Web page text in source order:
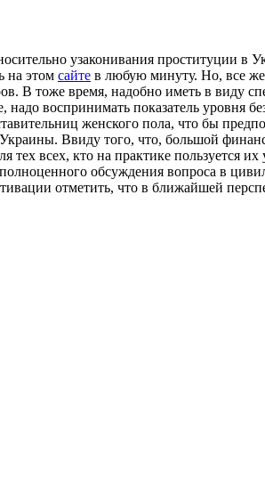
узаконивания проституции
на этом сайте в любую минуту. Но, все
В тоже время, надобно иметь в виду
воспринимать показатель уровня
женского пола, что бы
Ввиду того, что, большой
тех всех, кто на практике пользуется
обсуждения вопроса в
отметить, что в ближайшей